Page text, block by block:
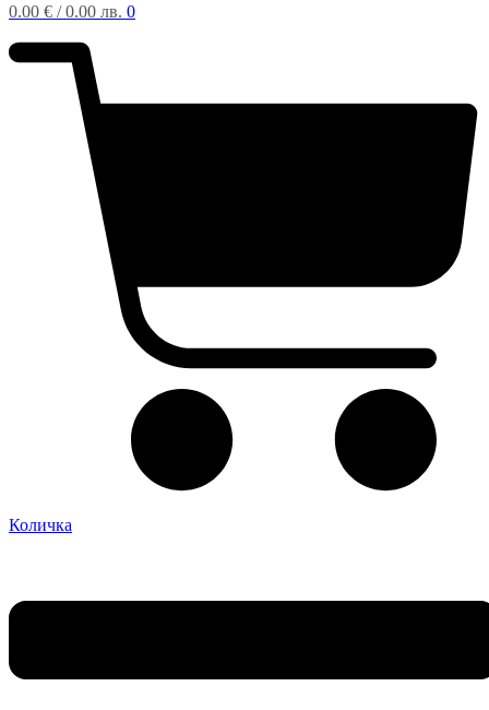
0.00 € / 0.00 лв. 0
Количка